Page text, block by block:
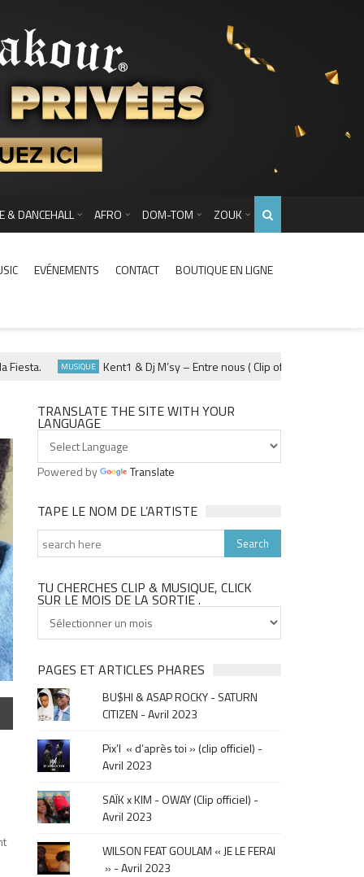
& DANCEHALL AFRO DOM-TOM ZOUK
EVÉNEMENTS CONTACT BOUTIQUE EN LIGNE
MUSIQUE Kent1 & Dj M’sy – Entre nous ( Clip officiel ) – Fevrier 2025
TRANSLATE THE SITE WITH YOUR
LANGUAGE
Powered by Translate
TAPE LE NOM DE L’ARTISTE
TU CHERCHES CLIP & MUSIQUE, CLICK
SUR LE MOIS DE LA SORTIE .
cherches
&
musique,
click
sur
le
mois
de
la
sortie
.
PAGES ET ARTICLES PHARES
BU$HI & ASAP ROCKY - SATURN
CITIZEN - Avril 2023
Pix’l « d’après toi » (clip officiel) -
Avril 2023
SAÏK x KIM - OWAY (Clip officiel) -
Avril 2023
WILSON FEAT GOULAM « JE LE FERAI
» - Avril 2023